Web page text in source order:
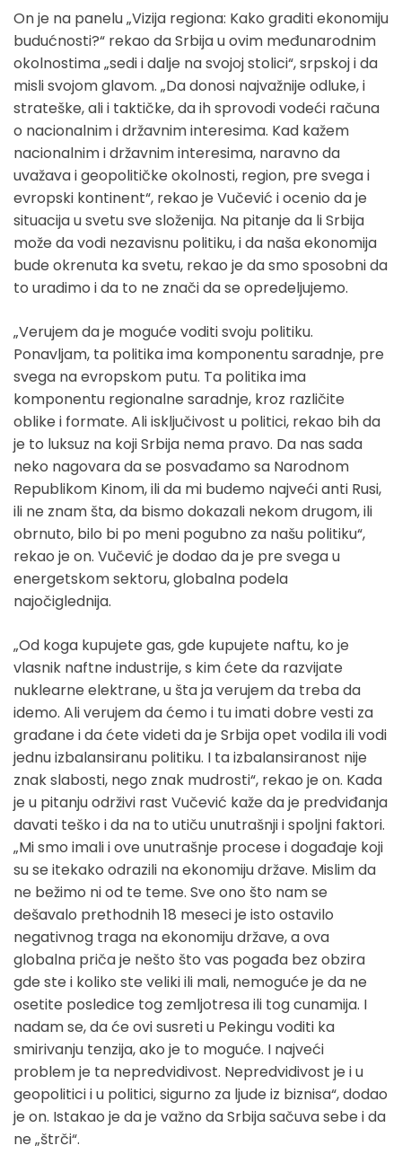
On je na panelu „Vizija regiona: Kako graditi ekonomiju
budućnosti?“ rekao da Srbija u ovim međunarodnim
okolnostima „sedi i dalje na svojoj stolici“, srpskoj i da
misli svojom glavom. „Da donosi najvažnije odluke, i
strateške, ali i taktičke, da ih sprovodi vodeći računa
o nacionalnim i državnim interesima. Kad kažem
nacionalnim i državnim interesima, naravno da
uvažava i geopolitičke okolnosti, region, pre svega i
evropski kontinent“, rekao je Vučević i ocenio da je
situacija u svetu sve složenija. Na pitanje da li Srbija
može da vodi nezavisnu politiku, i da naša ekonomija
bude okrenuta ka svetu, rekao je da smo sposobni da
to uradimo i da to ne znači da se opredeljujemo.
„Verujem da je moguće voditi svoju politiku.
Ponavljam, ta politika ima komponentu saradnje, pre
svega na evropskom putu. Ta politika ima
komponentu regionalne saradnje, kroz različite
oblike i formate. Ali isključivost u politici, rekao bih da
je to luksuz na koji Srbija nema pravo. Da nas sada
neko nagovara da se posvađamo sa Narodnom
Republikom Kinom, ili da mi budemo najveći anti Rusi,
ili ne znam šta, da bismo dokazali nekom drugom, ili
obrnuto, bilo bi po meni pogubno za našu politiku“,
rekao je on. Vučević je dodao da je pre svega u
energetskom sektoru, globalna podela
najočiglednija.
„Od koga kupujete gas, gde kupujete naftu, ko je
vlasnik naftne industrije, s kim ćete da razvijate
nuklearne elektrane, u šta ja verujem da treba da
idemo. Ali verujem da ćemo i tu imati dobre vesti za
građane i da ćete videti da je Srbija opet vodila ili vodi
jednu izbalansiranu politiku. I ta izbalansiranost nije
znak slabosti, nego znak mudrosti“, rekao je on. Kada
je u pitanju održivi rast Vučević kaže da je predviđanja
davati teško i da na to utiču unutrašnji i spoljni faktori.
„Mi smo imali i ove unutrašnje procese i događaje koji
su se itekako odrazili na ekonomiju države. Mislim da
ne bežimo ni od te teme. Sve ono što nam se
dešavalo prethodnih 18 meseci je isto ostavilo
negativnog traga na ekonomiju države, a ova
globalna priča je nešto što vas pogađa bez obzira
gde ste i koliko ste veliki ili mali, nemoguće je da ne
osetite posledice tog zemljotresa ili tog cunamija. I
nadam se, da će ovi susreti u Pekingu voditi ka
smirivanju tenzija, ako je to moguće. I najveći
problem je ta nepredvidivost. Nepredvidivost je i u
geopolitici i u politici, sigurno za ljude iz biznisa“, dodao
je on. Istakao je da je važno da Srbija sačuva sebe i da
ne „štrči“.